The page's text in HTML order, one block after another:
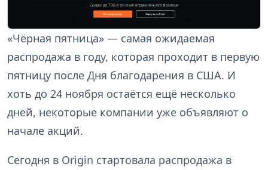
«Чёрная пятница» — самая ожидаемая
распродажа в году, которая проходит в первую
пятницу после Дня благодарения в США. И
хоть до 24 ноября остаётся ещё несколько
дней, некоторые компании уже объявляют о
начале акций.
Сегодня в Origin стартовала распродажа в